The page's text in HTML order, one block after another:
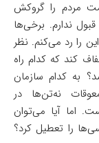
مردم را گروکش
ندارم. برخی‌ها
را رد می‌کنم. نظر
کند که کدام راه
به کدام سازمان
نه‌تن‌ها در
اما آیا می‌توان
را تعطیل کرد؟